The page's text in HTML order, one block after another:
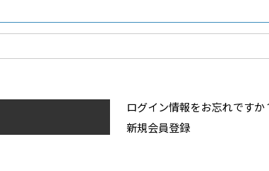
ログイン情報をお忘れですか
新規会員登録